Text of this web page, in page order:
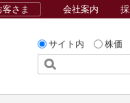
サイト内 株価
さま 会社案内